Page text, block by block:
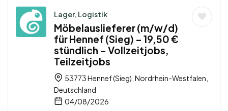
Lager, Logistik
Möbelauslieferer (m/w/d)
für Hennef (Sieg) – 19,50 €
stündlich – Vollzeitjobs,
Teilzeitjobs
53773 Hennef (Sieg), Nordrhein-Westfalen,
Deutschland
04/08/2026